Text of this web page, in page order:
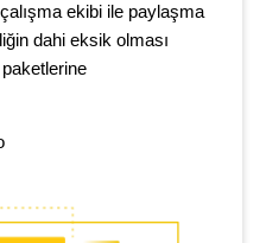
ekibi ile paylaşma
dahi eksik olması
paketlerine